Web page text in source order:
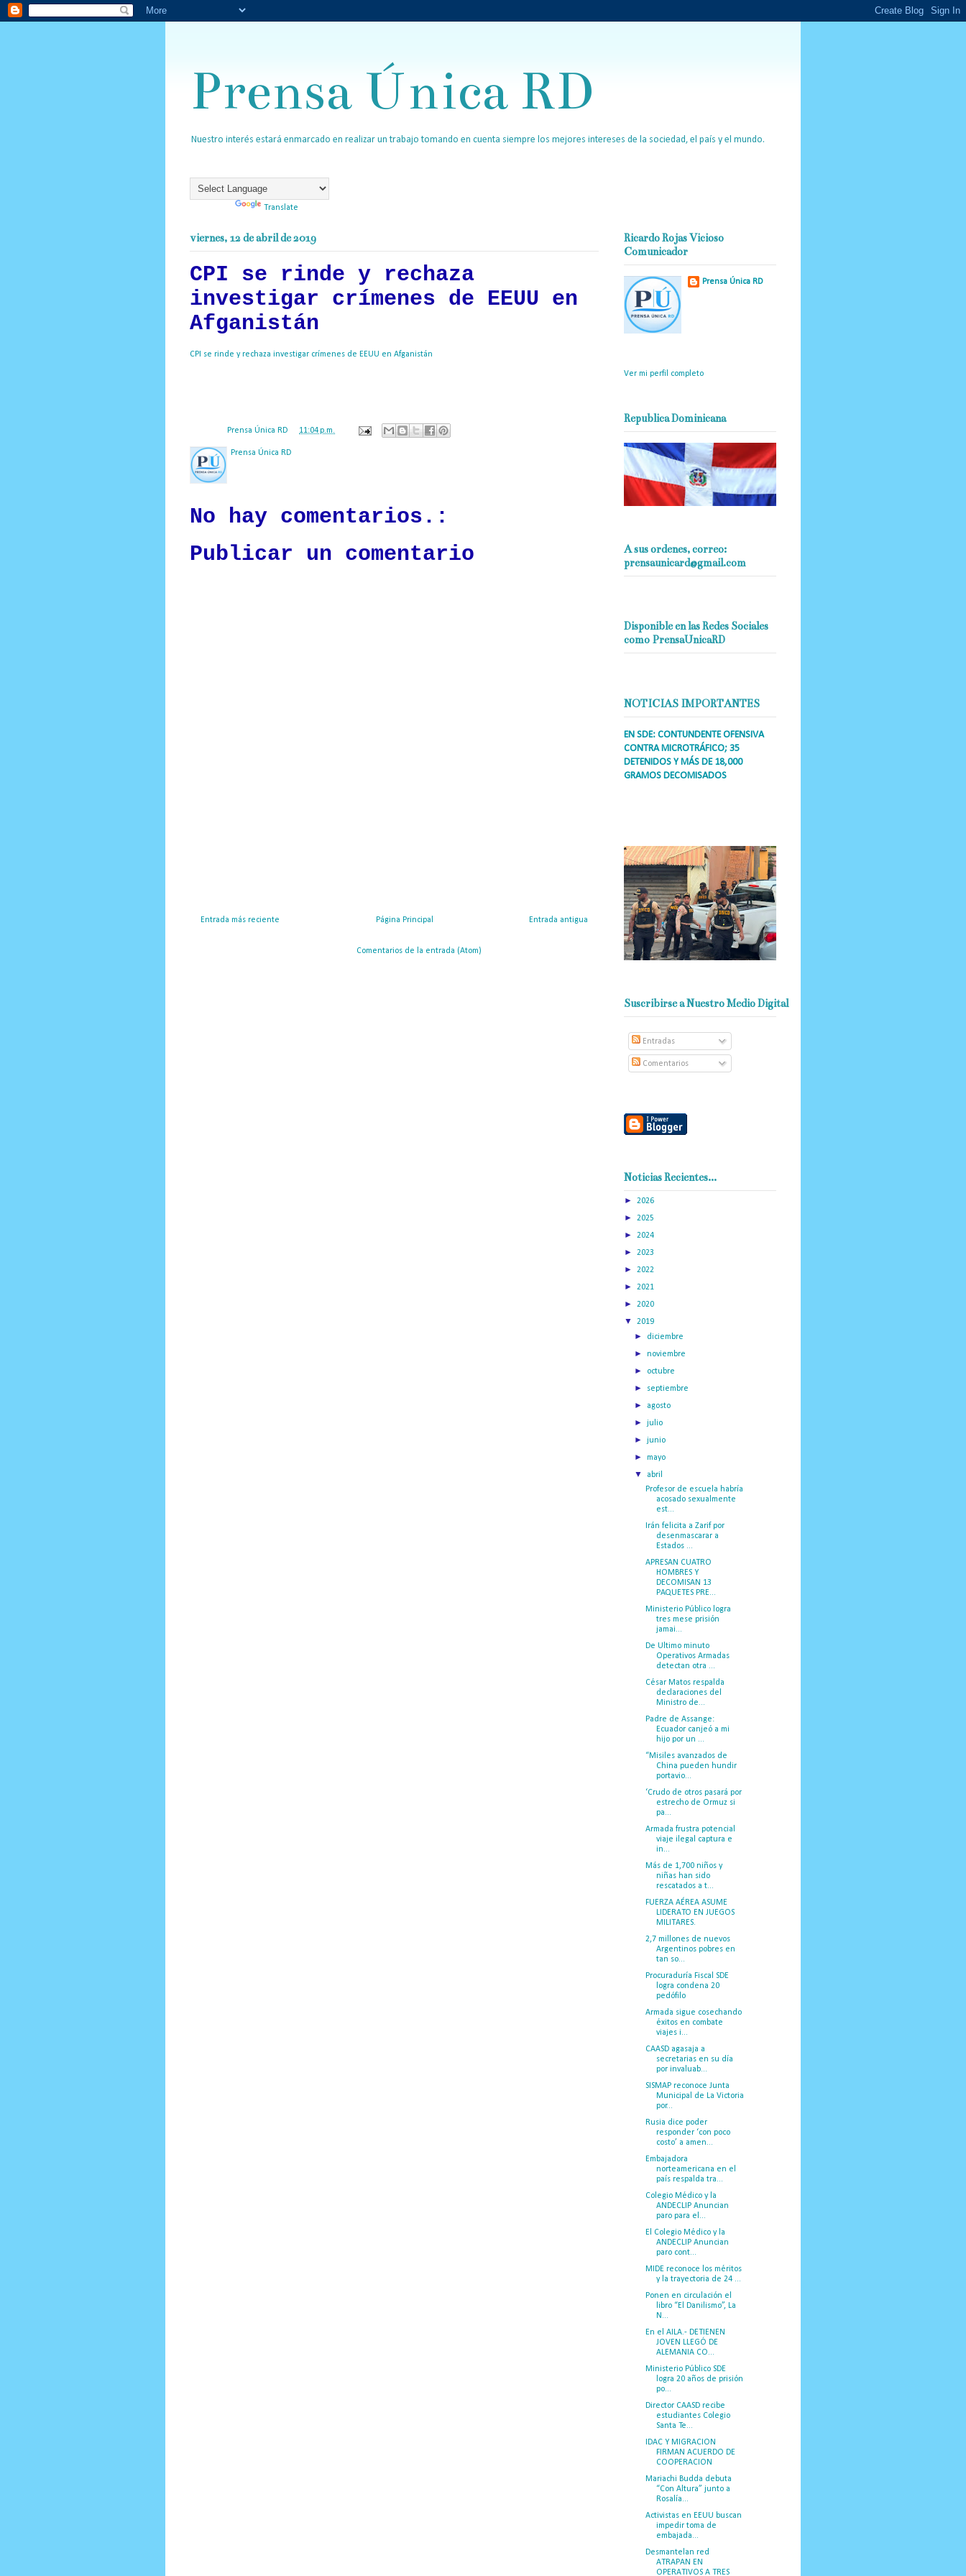
Prensa Única RD
Nuestro interés estará enmarcado en realizar un trabajo tomando en cuenta siempre los mejores intereses de la sociedad, el país y el mundo.
Translate
viernes, 12 de abril de 2019
CPI se rinde y rechaza
investigar crímenes de EEUU en
Afganistán
CPI se rinde y rechaza investigar crímenes de EEUU en Afganistán
Prensa Única RD 11:04 p.m.
Prensa Única RD
No hay comentarios.:
Publicar un comentario
Entrada más reciente Entrada antigua
Página Principal
Comentarios de la entrada (Atom)
Ricardo Rojas Vicioso
Comunicador
Prensa Única RD
Ver mi perfil completo
Republica Dominicana
A sus ordenes, correo:
prensaunicard@gmail.com
Disponible en las Redes Sociales
como PrensaUnicaRD
NOTICIAS IMPORTANTES
EN SDE: CONTUNDENTE OFENSIVA
CONTRA MICROTRÁFICO; 35
DETENIDOS Y MÁS DE 18,000
GRAMOS DECOMISADOS
Suscribirse a Nuestro Medio Digital
Entradas
Comentarios
Noticias Recientes...
► 2026
► 2025
► 2024
► 2023
► 2022
► 2021
► 2020
▼ 2019
► diciembre
►noviembre
► octubre
► septiembre
► agosto
►julio
►junio
►mayo
▼ abril
Profesor de escuela habría
acosado sexualmente
est...
Irán felicita a Zarif por
desenmascarar a
Estados ...
APRESAN CUATRO
HOMBRES Y
DECOMISAN 13
PAQUETES PRE...
Ministerio Público logra
tres mese prisión
jamai...
De Ultimo minuto
Operativos Armadas
detectan otra ...
César Matos respalda
declaraciones del
Ministro de...
Padre de Assange:
Ecuador canjeó a mi
hijo por un ...
“Misiles avanzados de
China pueden hundir
portavio...
‘Crudo de otros pasará por
estrecho de Ormuz si
pa...
Armada frustra potencial
viaje ilegal captura e
in...
Más de 1,700 niños y
niñas han sido
rescatados a t...
FUERZA AÉREA ASUME
LIDERATO EN JUEGOS
MILITARES.
2,7 millones de nuevos
Argentinos pobres en
tan so...
Procuraduría Fiscal SDE
logra condena 20
pedófilo
Armada sigue cosechando
éxitos en combate
viajes i...
CAASD agasaja a
secretarias en su día
por invaluab...
SISMAP reconoce Junta
Municipal de La Victoria
por...
Rusia dice poder
responder ‘con poco
costo’ a amen...
Embajadora
norteamericana en el
país respalda tra...
Colegio Médico y la
ANDECLIP Anuncian
paro para el...
El Colegio Médico y la
ANDECLIP Anuncian
paro cont...
MIDE reconoce los méritos
y la trayectoria de 24 ...
Ponen en circulación el
libro “El Danilismo”, La
N...
En el AILA.- DETIENEN
JOVEN LLEGÓ DE
ALEMANIA CO...
Ministerio Público SDE
logra 20 años de prisión
po...
Director CAASD recibe
estudiantes Colegio
Santa Te...
IDAC Y MIGRACION
FIRMAN ACUERDO DE
COOPERACION
Mariachi Budda debuta
“Con Altura” junto a
Rosalía...
Activistas en EEUU buscan
impedir toma de
embajada...
Desmantelan red
ATRAPAN EN
OPERATIVOS A TRES